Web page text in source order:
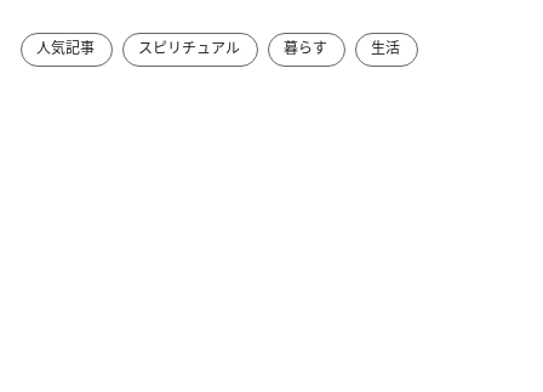
人気記事 スピリチュアル 暮らす 生活